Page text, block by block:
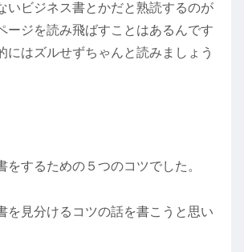
いビジネス書とかだと熟読するのが
ージを読み飛ばすことはあるんです
にはズルせずちゃんと読みましょう
をするための５つのコツでした。
を見分けるコツの話を書こうと思い